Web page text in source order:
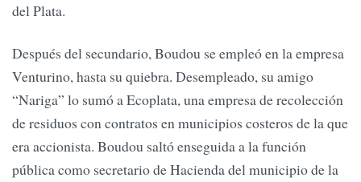
del Plata.
Después del secundario, Boudou se empleó en la empresa
Venturino, hasta su quiebra. Desempleado, su amigo
“Nariga” lo sumó a Ecoplata, una empresa de recolección
de residuos con contratos en municipios costeros de la que
era accionista. Boudou saltó enseguida a la función
pública como secretario de Hacienda del municipio de la